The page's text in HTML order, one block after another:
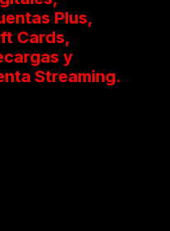
Plus,
Cards,
y
Streaming.